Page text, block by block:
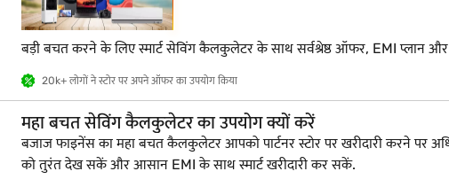
बड़ी बचत करने के लिए स्मार्ट सेविंग कैलकुलेटर के साथ सर्वश्रेष्ठ ऑफर, EMI प्लान और
20k+ लोगों ने स्टोर पर अपने ऑफर का उपयोग किया
महा बचत सेविंग कैलकुलेटर का उपयोग क्यों करें
बजाज फाइनेंस का महा बचत कैलकुलेटर आपको पार्टनर स्टोर पर खरीदारी करने
को तुरंत देख सकें और आसान EMI के साथ स्मार्ट खरीदारी कर सकें.